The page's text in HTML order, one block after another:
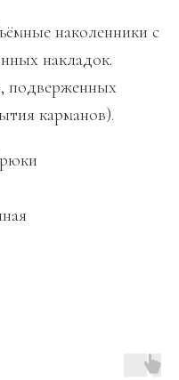
наколенники с
накладок.
подверженных
карманов).